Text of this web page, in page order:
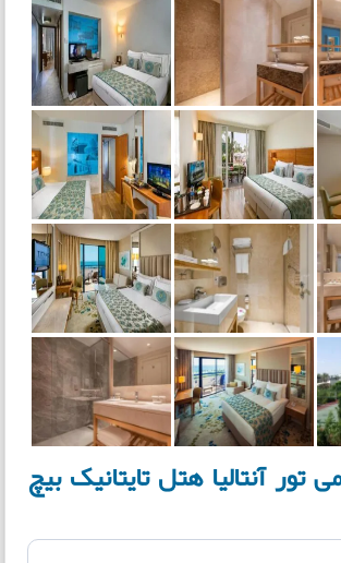
تور آنتالیا هتل تایتانیک بیچ